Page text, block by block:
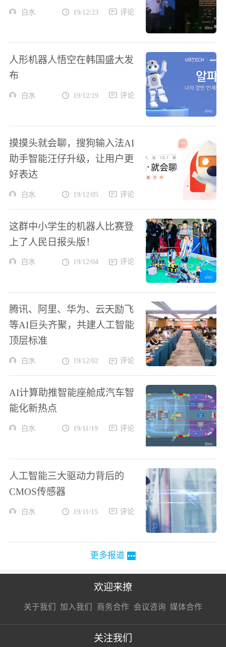
白水 19/12/23 评论
人形机器人悟空在韩国盛大发
布
白水 19/12/19 评论
摸摸头就会聊，搜狗输入法AI
助手智能汪仔升级，让用户更
好表达
白水 19/12/05 评论
这群中小学生的机器人比赛登
上了人民日报头版！
白水 19/12/04 评论
腾讯、阿里、华为、云天励飞
等AI巨头齐聚，共建人工智能
顶层标准
白水 19/12/02 评论
AI计算助推智能座舱成汽车智
能化新热点
白水 19/11/19 评论
人工智能三大驱动力背后的
CMOS传感器
白水 19/11/15 评论
更多报道
欢迎来撩
关于我们 加入我们
接扔简历
商务合作
接开聊
会议咨询 媒体合作
接开聊
关注我们